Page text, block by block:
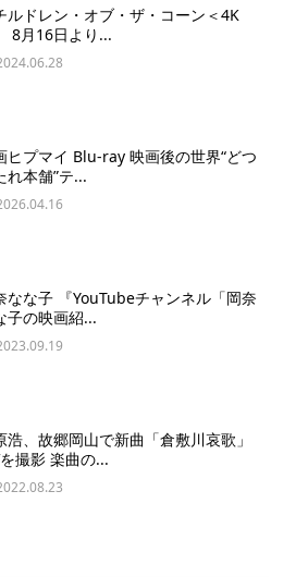
ルドレン・オブ・ザ・コーン＜4K
8月16日より...
ヒプマイ Blu-ray 映画後の世界“どつ
れ本舗”テ...
なな子 『YouTubeチャンネル「岡奈
子の映画紹...
浩、故郷岡山で新曲「倉敷川哀歌」
撮影 楽曲の...